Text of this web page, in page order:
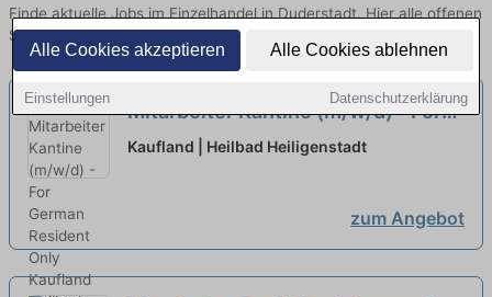
Alle Cookies akzeptieren Alle Cookies ablehnen
Einstellungen Datenschutzerklärung
Finde aktuelle Jobs im Einzelhandel in Duderstadt. Hier alle offenen
Stellenangebote im Verkauf, Vertrieb und Handel vergleichen.
Mitarbeiter Kantine (m/w/d) - For
German Resident Only neu
Kaufland | Heilbad Heiligenstadt
zum Angebot